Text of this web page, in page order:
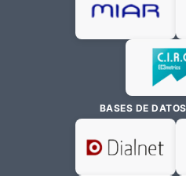
BASES DE